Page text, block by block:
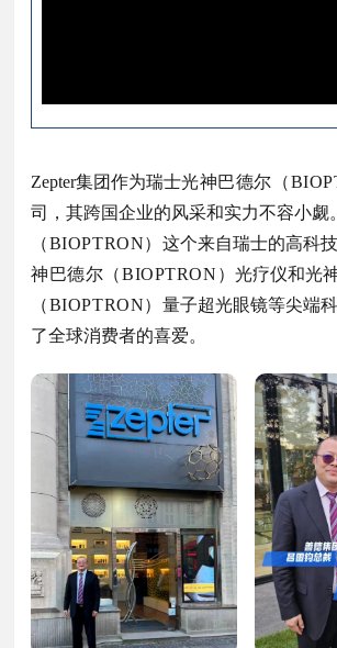
Zepter集团作为瑞士光神巴德尔（
司，其跨国企业的风采和实力不容小觑
（BIOPTRON） 这个来自瑞士的高科
神 巴德尔（BIOPTRON）光疗仪和光
（BIOPTRON） 量子超光眼镜等尖端
了全球消费者的喜爱。